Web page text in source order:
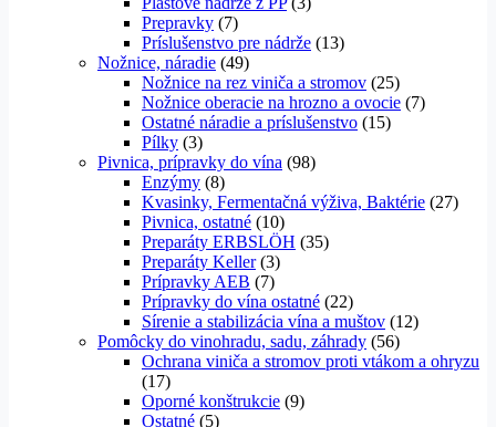
Prepravky (7)
Príslušenstvo pre nádrže (13)
Nožnice, náradie (49)
Nožnice na rez viniča a stromov (25)
Nožnice oberacie na hrozno a ovocie (7)
Ostatné náradie a príslušenstvo (15)
Pílky (3)
Pivnica, prípravky do vína (98)
Enzýmy (8)
Kvasinky, Fermentačná výživa, Baktérie (27)
Pivnica, ostatné (10)
Preparáty ERBSLÖH (35)
Preparáty Keller (3)
Prípravky AEB (7)
Prípravky do vína ostatné (22)
Sírenie a stabilizácia vína a muštov (12)
Pomôcky do vinohradu, sadu, záhrady (56)
Ochrana viniča a stromov proti vtákom a ohryzu
(17)
Oporné konštrukcie (9)
Ostatné (5)